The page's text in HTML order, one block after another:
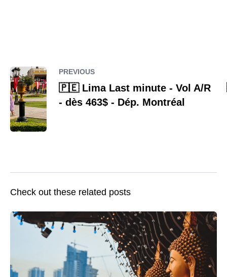
PREVIOUS
🇵🇪 Lima Last minute - Vol A/R
- dès 463$ - Dép. Montréal
Check out these related posts